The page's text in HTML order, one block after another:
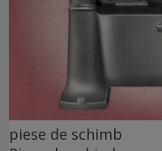
piese de schimb